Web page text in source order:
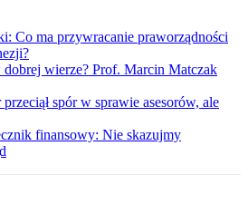
Co ma przywracanie praworządności
wierze? Prof. Marcin Matczak
spór w sprawie asesorów, ale
finansowy: Nie skazujmy